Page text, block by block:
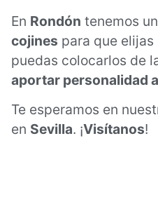
En Rondón tenemos
cojines para que
puedas colocarlos de
aportar personalidad
Te esperamos en
en Sevilla. ¡Visítanos!